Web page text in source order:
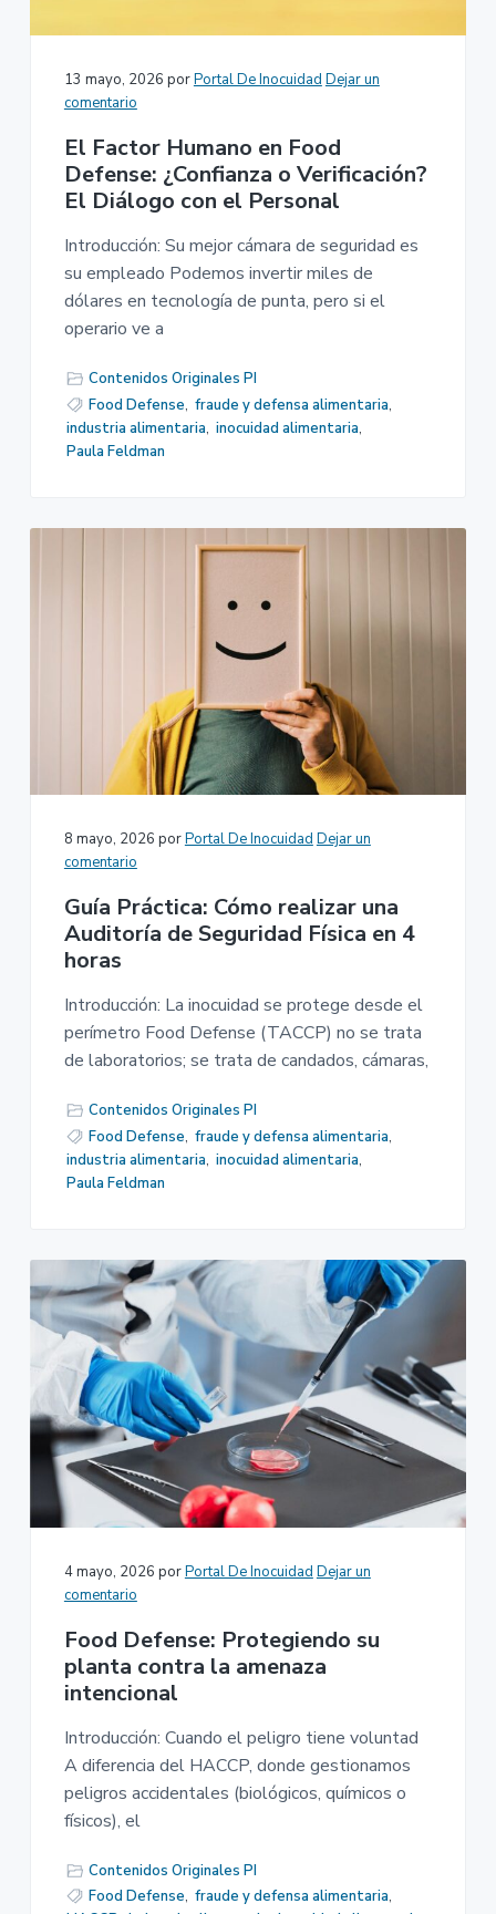
13 mayo, 2026 porPortal De Inocuidad Dejar un
comentario
El Factor Humano en Food
Defense: ¿Confianza o Verificación?
El Diálogo con el Personal
Introducción: Su mejor cámara de seguridad es
su empleado Podemos invertir miles de
dólares en tecnología de punta, pero si el
operario ve a
Contenidos Originales PI
Food Defense, fraude y defensa alimentaria,
industria alimentaria, inocuidad alimentaria,
Paula Feldman
8 mayo, 2026 porPortal De Inocuidad Dejar un
comentario
Guía Práctica: Cómo realizar una
Auditoría de Seguridad Física en 4
horas
Introducción: La inocuidad se protege desde el
perímetro Food Defense (TACCP) no se trata
de laboratorios; se trata de candados, cámaras,
Contenidos Originales PI
Food Defense, fraude y defensa alimentaria,
industria alimentaria, inocuidad alimentaria,
Paula Feldman
4 mayo, 2026 porPortal De Inocuidad Dejar un
comentario
Food Defense: Protegiendo su
planta contra la amenaza
intencional
Introducción: Cuando el peligro tiene voluntad
A diferencia del HACCP, donde gestionamos
peligros accidentales (biológicos, químicos o
físicos), el
Contenidos Originales PI
Food Defense, fraude y defensa alimentaria,